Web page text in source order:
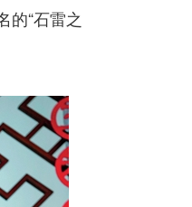
的“石雷之